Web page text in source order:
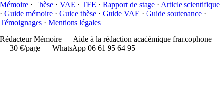
Mémoire · Thèse · VAE · TFE · Rapport de stage · Article scientifique
· Guide mémoire · Guide thèse · Guide VAE · Guide soutenance ·
Témoignages · Mentions légales
Rédacteur Mémoire — Aide à la rédaction académique francophone
— 30 €/page — WhatsApp 06 61 95 64 95